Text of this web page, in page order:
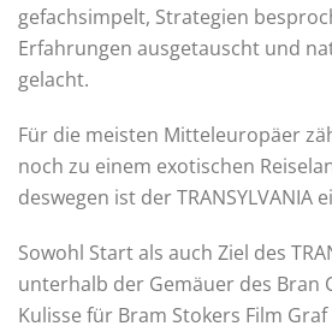
gefachsimpelt, Strategien
Erfahrungen ausgetauscht und
gelacht.
Für die meisten Mitteleuropäer
noch zu einem exotischen
deswegen ist der TRANSYLVANIA
Sowohl Start als auch Ziel des
unterhalb der Gemäuer des Bran
Kulisse für Bram Stokers Film